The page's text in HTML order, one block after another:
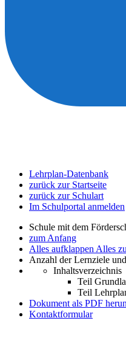
Lehrplan-Datenbank
zurück zur Startseite
zurück zur Schulart
Im Schulportal anmelden
Schule mit dem
zum Anfang
Alles aufklappen Alles
Anzahl der Lernziele
Inhaltsverzeichnis
Teil
Teil
Dokument als PDF
Kontaktformular